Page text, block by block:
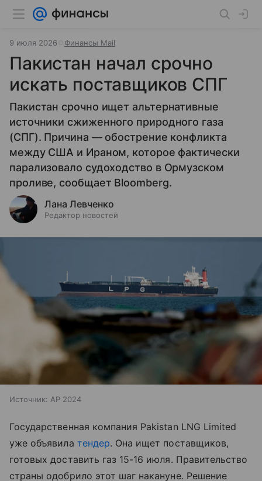
9 июля 2026 Финансы Mail
Пакистан начал срочно
искать поставщиков СПГ
Пакистан срочно ищет альтернативные
источники сжиженного природного газа
(СПГ). Причина — обострение конфликта
между США и Ираном, которое фактически
парализовало судоходство в Ормузском
проливе, сообщает Bloomberg.
Лана Левченко
Редактор новостей
Источник: AP 2024
Государственная компания Pakistan LNG Limited
уже объявила тендер. Она ищет поставщиков,
готовых доставить газ 15-16 июля. Правительство
страны одобрило этот шаг накануне. Решение